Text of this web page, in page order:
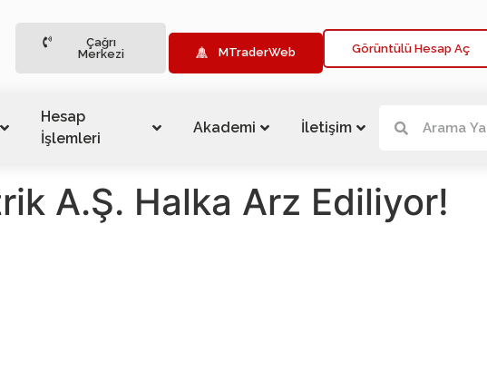
Çağrı
Merkezi
MTraderWeb Görüntülü Hesap Aç
Hesap
İşlemleri
Akademi İletişim
A.Ş. Halka Arz Ediliyor!